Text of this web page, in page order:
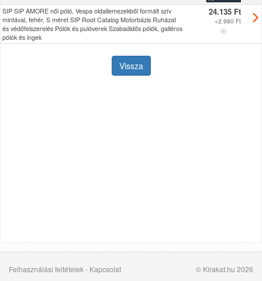
SIP SIP AMORE női póló, Vespa oldallemezekből formált szív
mintával, fehér, S méret SIP Root Catalog Motorbázis Ruházat
és védőfelszerelés Pólók és pulóverek Szabadidős pólók, galléros
pólók és ingek
24.135 Ft
+2.980 Ft
Vissza
Felhasználási feltételek- Kapcsolat © Kirakat.hu 2026